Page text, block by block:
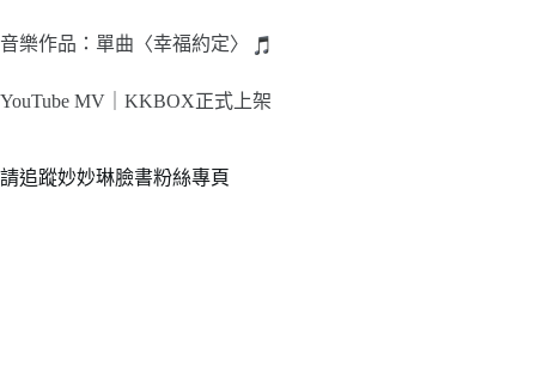
音樂作品：單曲〈幸福約定〉
YouTube MV｜ KKBOX正式上架
請追蹤妙妙琳臉書粉絲專頁